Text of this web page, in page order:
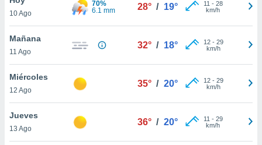
en
más
nuestra
de
10 Ago
70%
6.1 mm
28° / 19° 11 - 28
km/h
Mañana
11 Ago
32° / 18° 12- 29
km/h
Miércoles
12 Ago
35° / 20° 12- 29
km/h
Jueves
13 Ago
36° / 20° 11 - 29
km/h